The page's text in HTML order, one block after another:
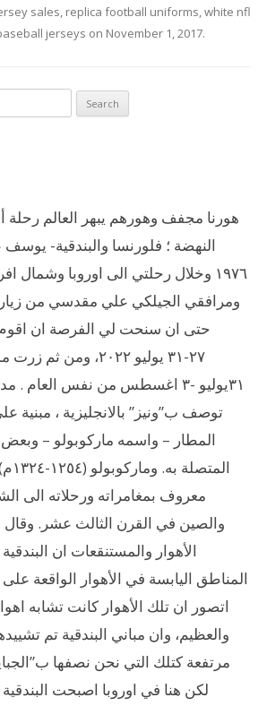
sales, replica football uniforms,white nfl
jerseys on November 1, 2017.
هورنا مجفف وهورهم يبهر العالم رحلة
النهضة ؛ فلورنسا والبندقية-
١٩٧٦ وخلال رحلتي الى اوروبا وشمال
ومرافقي الجيلكي علي مقدسي من زيارة
حتى ان سنحت لي الفرصة ان اقوم
٢٧-٣١ يوليو ٢٠٢٢،
٣١يوليو -٣ اغسطس من نفس العام .
توصف ب”ونيز” بالانجليزية ، مبنية
المطار – واسمه ماركوبولو – وبعض
معروف بمغامراته ورحلاته الى
والصين في القرن الثالث عشر.
الأهوار والمستنقعات ان
المناطق اليابسة في الأهوار الواقعة
اتصور ان تلك الأهوار كانت تشابه
والعظيم، وان مباني البندقية تم
مرتفعة كتلك التي نحن نصفها
لكن هنا في اوروبا اصبحت البندقية